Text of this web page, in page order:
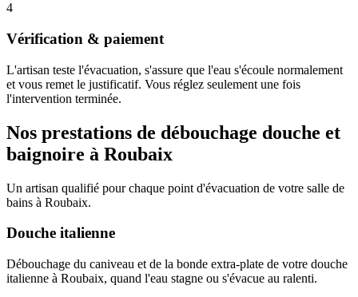
4
Vérification & paiement
L'artisan teste l'évacuation, s'assure que l'eau s'écoule normalement
et vous remet le justificatif. Vous réglez seulement une fois
l'intervention terminée.
Nos prestations de débouchage douche et
baignoire à Roubaix
Un artisan qualifié pour chaque point d'évacuation de votre salle de
bains à Roubaix.
Douche italienne
Débouchage du caniveau et de la bonde extra-plate de votre douche
italienne à Roubaix, quand l'eau stagne ou s'évacue au ralenti.